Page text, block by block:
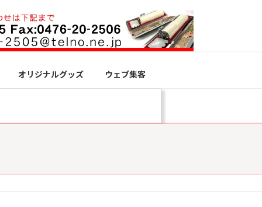
オリジナルグッズ ウェブ集客